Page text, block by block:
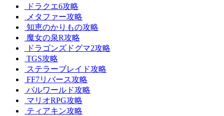
ドラクエ6攻略
メタファー攻略
知恵のかりもの攻略
魔女の泉R攻略
ドラゴンズドグマ2攻略
TGS攻略
ステラーブレイド攻略
FF7リバース攻略
パルワールド攻略
マリオRPG攻略
ティアキン攻略